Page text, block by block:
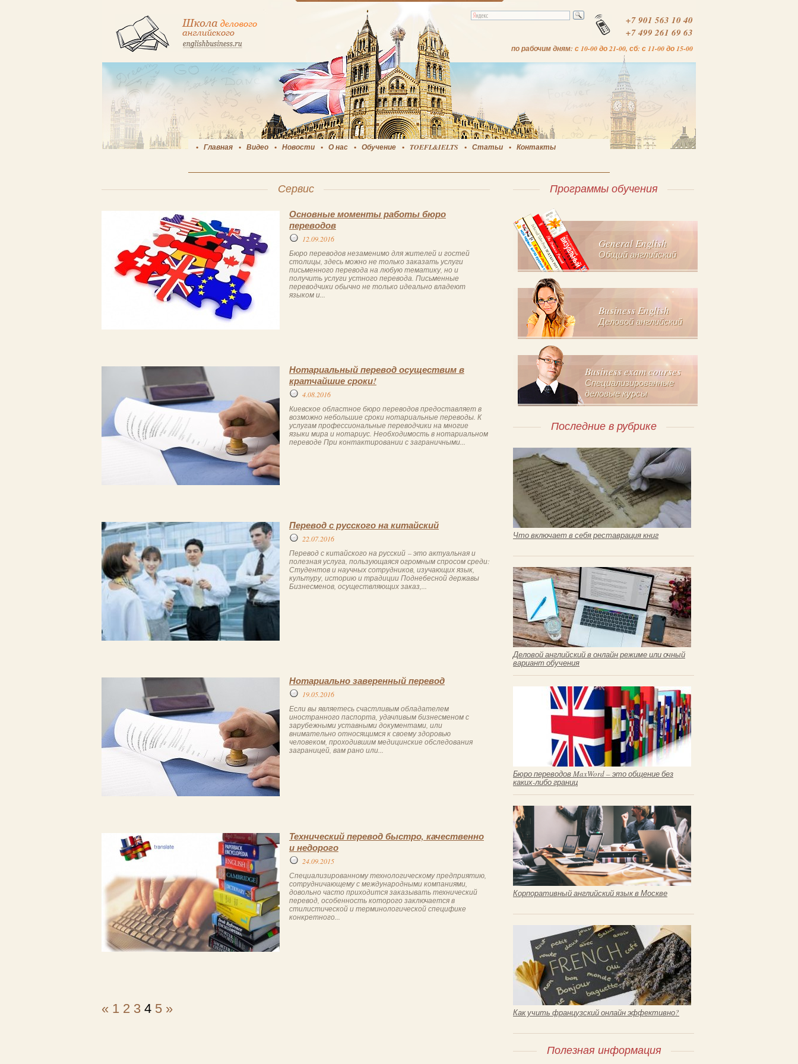
+7 901 563 10 40
+7 499 261 69 63
по рабочим дням: с 10-00 до 21-00, сб: с 11-00 до 15-00
Главная Видео Новости О нас Обучение TOEFL&IELTS Статьи Контакты
Программы обучения
General English
Общий английский
Business English
Деловой английский
Business exam courses
Специализированные
деловые курсы
Последние в рубрике
Что включает в себя реставрация книг
Деловой английский в онлайн режиме или очный
вариант обучения
Бюро переводов MaxWord – это общение без
каких-либо границ
Корпоративный английский язык в Москве
Как учить французский онлайн эффективно?
Полезная информация
Сервис
Основные моменты работы бюро
переводов
12.09.2016
Бюро переводов незаменимо для жителей и гостей
столицы, здесь можно не только заказать услуги
письменного перевода на любую тематику, но и
получить услуги устного перевода. Письменные
переводчики обычно не только идеально владеют
языком и...
Нотариальный перевод осуществим в
кратчайшие сроки!
4.08.2016
Киевское областное бюро переводов предоставляет в
возможно небольшие сроки нотариальные переводы. К
услугам профессиональные переводчики на многие
языки мира и нотариус. Необходимость в нотариальном
переводе При контактировании с заграничными...
Перевод с русского на китайский
22.07.2016
Перевод с китайского на русский – это актуальная и
полезная услуга, пользующаяся огромным спросом среди:
Студентов и научных сотрудников, изучающих язык,
культуру, историю и традиции Поднебесной державы
Бизнесменов, осуществляющих заказ,...
Нотариально заверенный перевод
19.05.2016
Если вы являетесь счастливым обладателем
иностранного паспорта, удачливым бизнесменом с
зарубежными уставными документами, или
внимательно относящимся к своему здоровью
человеком, проходившим медицинские обследования
заграницей, вам рано или...
Технический перевод быстро, качественно
и недорого
24.09.2015
Специализированному технологическому предприятию,
сотрудничающему с международными компаниями,
довольно часто приходится заказывать технический
перевод, особенность которого заключается в
стилистической и терминологической специфике
конкретного...
« 1 2 3 4 5 »